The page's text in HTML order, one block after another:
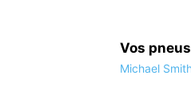
Vos
Michael